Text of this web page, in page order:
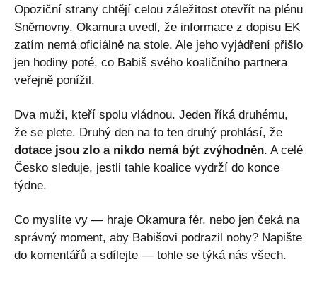
Opoziční strany chtějí celou záležitost otevřít na plénu
Sněmovny. Okamura uvedl, že informace z dopisu EK
zatím nemá oficiálně na stole. Ale jeho vyjádření přišlo
jen hodiny poté, co Babiš svého koaličního partnera
veřejně ponížil.
Dva muži, kteří spolu vládnou. Jeden říká druhému,
že se plete. Druhý den na to ten druhý prohlásí, že
dotace jsou zlo a nikdo nemá být zvýhodněn. A celé
Česko sleduje, jestli tahle koalice vydrží do konce
týdne.
Co myslíte vy — hraje Okamura fér, nebo jen čeká na
správný moment, aby Babišovi podrazil nohy? Napište
do komentářů a sdílejte — tohle se týká nás všech.